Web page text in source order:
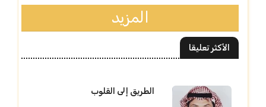
المزيد
الأكثر تعليقا
الطريق إلى القلوب